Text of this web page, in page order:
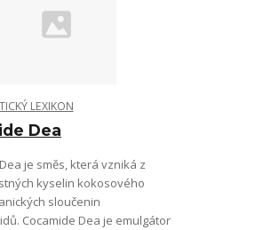
Dea
LEXIKON
je směs, která vzniká z
kyselin kokosového
sloučenin
Cocamide Dea je emulgátor